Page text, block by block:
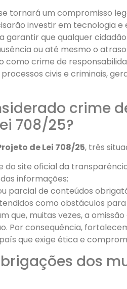
tornará um compromisso
investir em tecnologia
garantir que qualquer
ou até mesmo o
como crime de
civis e criminais,
crime
708/25?
de Lei 708/25, três
do site oficial da
informações;
parcial de conteúdos
como obstáculos
que, muitas vezes, a
Por consequência,
que exige ética e
dos